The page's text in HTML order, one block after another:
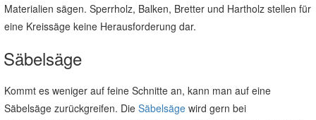
Materialien sägen. Sperrholz, Balken, Bretter und Hartholz stellen für
eine Kreissäge keine Herausforderung dar.
Säbelsäge
Kommt es weniger auf feine Schnitte an, kann man auf eine
Säbelsäge zurückgreifen. Die Säbelsäge wird gern bei